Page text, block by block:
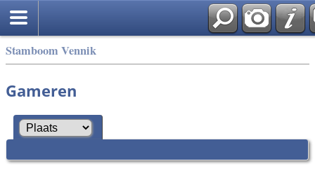
Stamboom Vennik
Gameren